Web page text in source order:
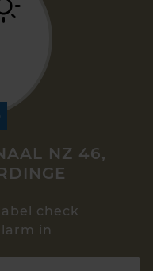
NZ 46,
check
in